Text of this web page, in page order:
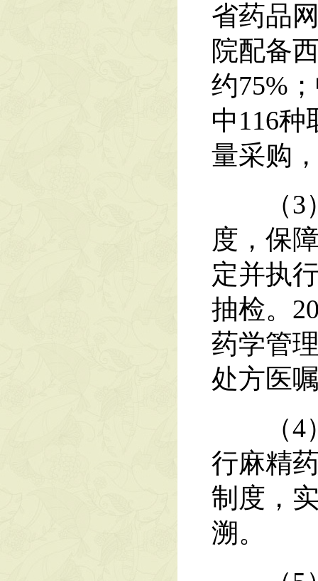
省药品
院配备
约75%
中116
量采购
（3）
度，保
定并执
抽检。
药学管
处方医
（4）
行麻精
制度，
溯。